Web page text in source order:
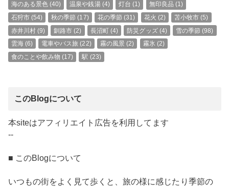
海のある景色(40) 温泉や銭湯(4) 灯台 (1) 無印良品 (1)
石狩市(54) 秋の季節 (17) 花の季節 (31) 花火 (2) 苫小牧市 (5)
赤井川村(9) 釧路市 (2) 長沼町(4) 防災グッズ(4) 雪の季節 (98)
雲海(6) 電車やバス旅 (22) 霧の風景 (2) 霧氷 (2)
食のことや飲み物 (17) 駅 (23)
このBlogについて
本siteはアフィリエイト広告を利用してます
--
■ このBlogについて
いつもの街をよく見て歩くと、旅の様に感じたり季節の